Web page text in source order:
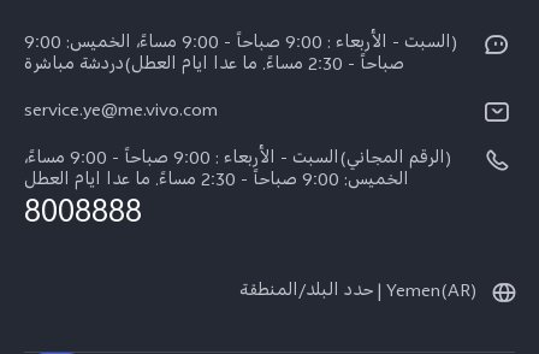
Y02
كل الموديلات
Funtouch OS
اسعار قطع الغيار
تحديثات النظام
بيان الخصوصية بشأن خدمة العملاء
نبذة عنا
الإشعارات القانونية
الاستدامة
(السبت - الأربعاء : 9:00 صباحاً - 9:00 مساءً، الخميس: 9:00
صباحاً - 2:30 مساءً. ما عدا ايام العطل)دردشة مباشرة
service.ye@me.vivo.com
(الرقم المجاني)السبت - الأربعاء : 9:00 صباحاً - 9:00 مساءً،
الخميس: 9:00 صباحاً - 2:30 مساءً. ما عدا ايام العطل
8008888
Yemen(AR) | حدد البلد/المنطقة